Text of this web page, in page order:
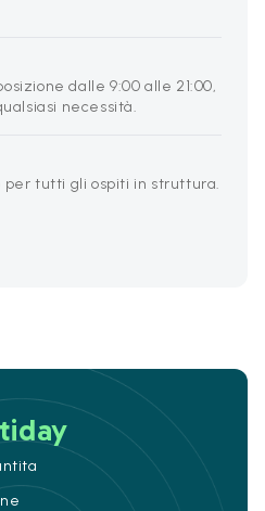
dalle 9:00 alle 21:00,
necessità.
per tutti gli ospiti in struttura.